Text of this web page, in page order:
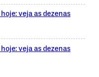
veja as dezenas
veja as dezenas